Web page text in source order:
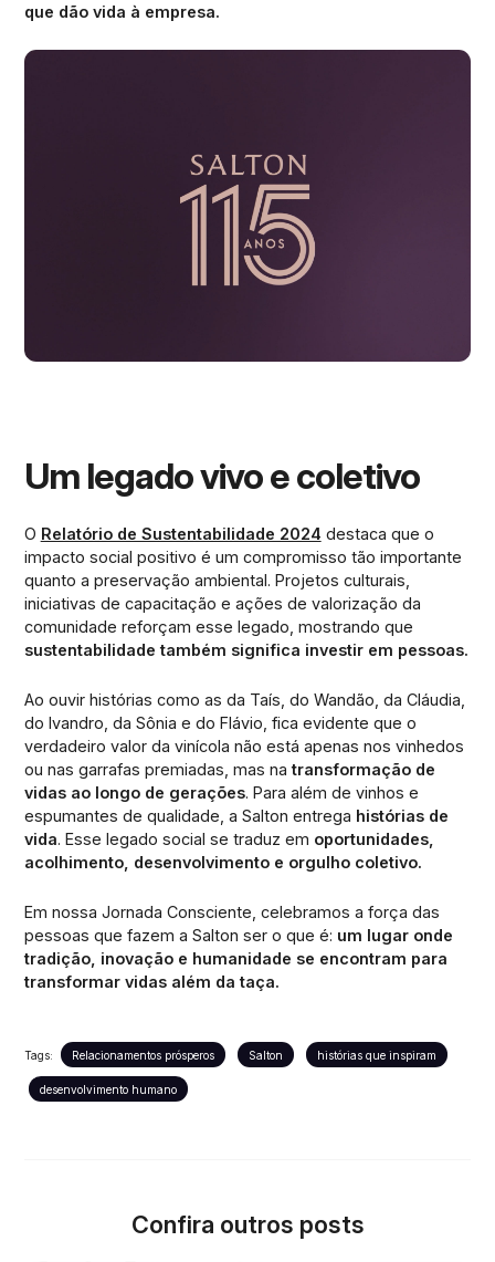
que dão vida à empresa.
Um legado vivo e coletivo
O Relatório de Sustentabilidade 2024 destaca que o
impacto social positivo é um compromisso tão importante
quanto a preservação ambiental. Projetos culturais,
iniciativas de capacitação e ações de valorização da
comunidade reforçam esse legado, mostrando que
sustentabilidade também significa investir em pessoas.
Ao ouvir histórias como as da Taís, do Wandão, da Cláudia,
do Ivandro, da Sônia e do Flávio, fica evidente que o
verdadeiro valor da vinícola não está apenas nos vinhedos
ou nas garrafas premiadas, mas natransformação de
vidas ao longo de gerações. Para além de vinhos e
espumantes de qualidade, a Salton entrega histórias de
vida. Esse legado social se traduz em oportunidades,
acolhimento, desenvolvimento e orgulho coletivo.
Em nossa Jornada Consciente, celebramos a força das
pessoas que fazem a Salton ser o que é: um lugar onde
tradição, inovação e humanidade se encontram para
transformar vidas além da taça.
Tags: Relacionamentos prósperos Salton histórias que inspiram
desenvolvimento humano
Confira outros posts